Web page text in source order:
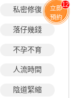
私密修復
落仔幾錢
不孕不育
人流時間
陰道緊縮
立即
預約
12